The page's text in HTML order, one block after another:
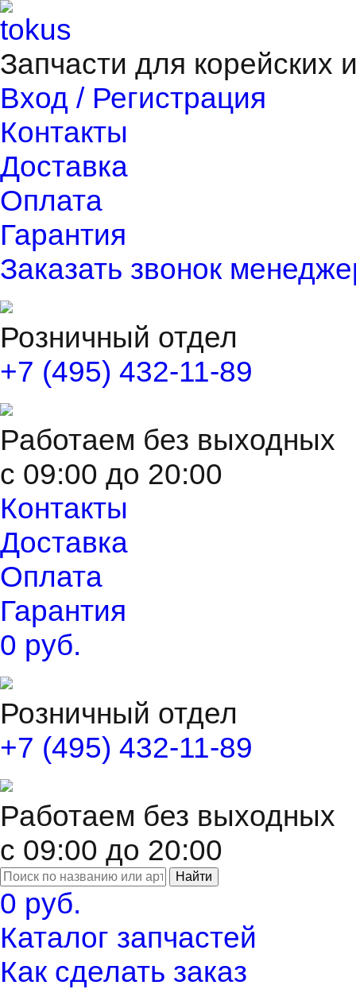
Запчасти для корейских
Вход / Регистрация
Контакты
Доставка
Оплата
Гарантия
Заказать звонок
Розничный отдел
+7 (495) 432-11-89
Работаем без выходных
с 09:00 до 20:00
Контакты
Доставка
Оплата
Гарантия
0 руб.
Розничный отдел
+7 (495) 432-11-89
Работаем без выходных
с 09:00 до 20:00
Найти
0 руб.
Каталог запчастей
Как сделать заказ